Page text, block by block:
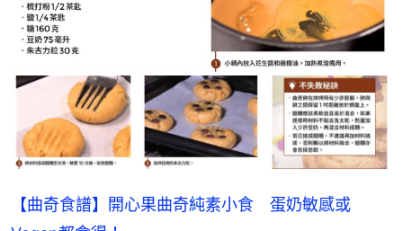
【曲奇食譜】開心果曲奇純素小食　蛋奶敏感或